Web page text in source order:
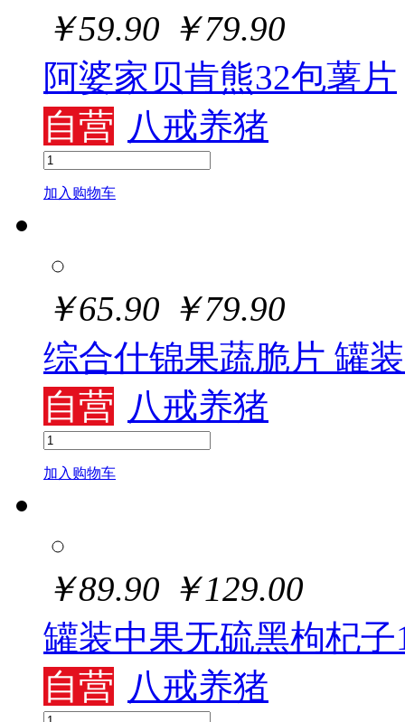
￥59.90 ￥79.90
阿婆家贝肯熊32包薯片
自营 八戒养猪
加入购物车
￥65.90 ￥79.90
综合什锦果蔬脆片 罐装
自营 八戒养猪
加入购物车
￥89.90 ￥129.00
罐装中果无硫黑枸杞子
自营 八戒养猪